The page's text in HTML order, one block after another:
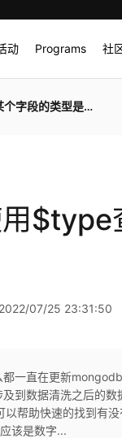
动 Programs 社
的类型是否为xxx
$type
07/25 23:31:50
都一直在更新
到数据清洗之后的
帮助快速的找到有
该是数字...